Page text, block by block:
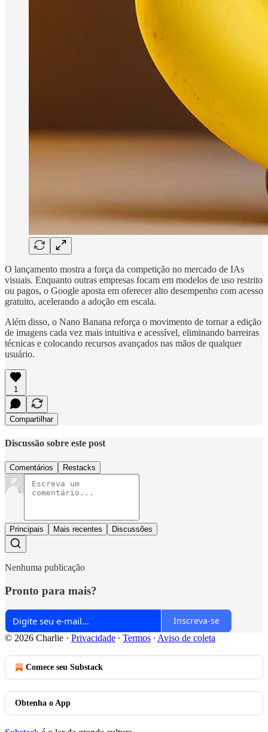
O lançamento mostra a força da competição no mercado de IAs
visuais. Enquanto outras empresas focam em modelos de uso restrito
ou pagos, o Google aposta em oferecer alto desempenho com acesso
gratuito, acelerando a adoção em escala.
Além disso, o Nano Banana reforça o movimento de tornar a edição
de imagens cada vez mais intuitiva e acessível, eliminando barreiras
técnicas e colocando recursos avançados nas mãos de qualquer
usuário.
1
Compartilhar
Discussão sobre este post
Comentários Restacks
Principais Mais recentes Discussões
Nenhuma publicação
Pronto para mais?
Inscreva-se
© 2026 Charlie · Privacidade ∙ Termos ∙ Aviso de coleta
Comece seu Substack
Obtenha o App